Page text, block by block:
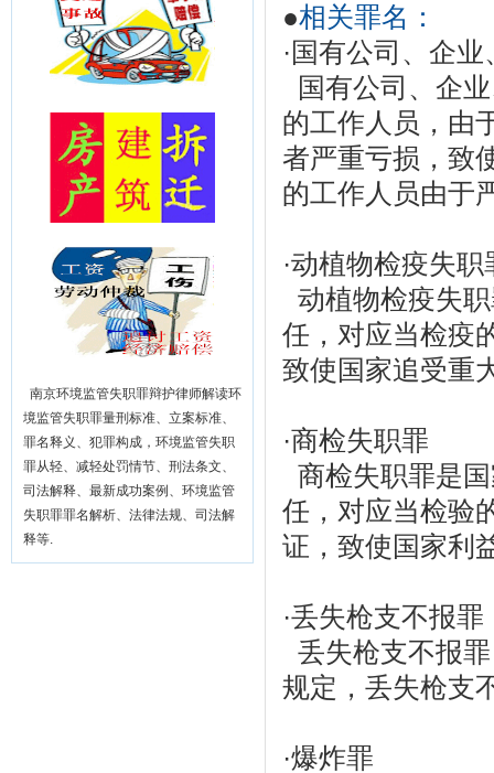
南京环境监管失职罪辩护律师解读环
境监管失职罪量刑标准、立案标准、
罪名释义、犯罪构成，环境监管失职
罪从轻、减轻处罚情节、刑法条文、
司法解释、最新成功案例、环境监管
失职罪罪名解析、法律法规、司法解
释等.
●相关罪名：
·国有公司、企
国有公司、企
的工作人员，由
者严重亏损，致
的工作人员由于
·动植物检疫失职
动植物检疫失
任，对应当检疫
致使国家追受重
·商检失职罪
商检失职罪是
任，对应当检验
证，致使国家利
·丢失枪支不报罪
丢失枪支不报
规定，丢失枪支
·爆炸罪